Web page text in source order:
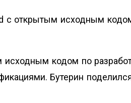
с открытым исходным
исходным кодом по
Бутерин